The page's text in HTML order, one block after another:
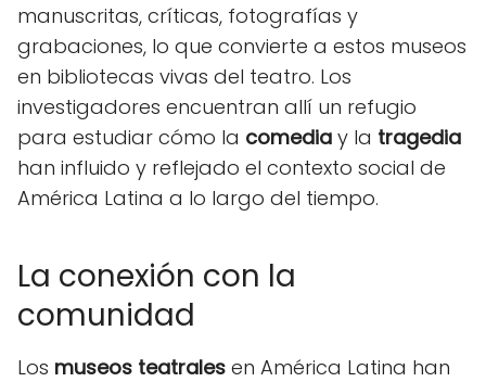
manuscritas, críticas, fotografías y
grabaciones, lo que convierte a estos museos
en bibliotecas vivas del teatro. Los
investigadores encuentran allí un refugio
para estudiar cómo la comedia y la tragedia
han influido y reflejado el contexto social de
América Latina a lo largo del tiempo.
La conexión con la
comunidad
Los museos teatrales en América Latina han